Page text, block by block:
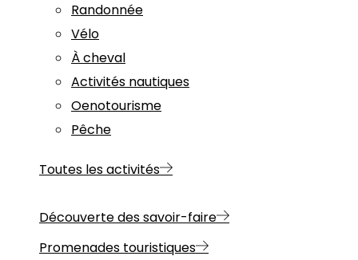
Randonnée
Vélo
À cheval
Activités nautiques
Oenotourisme
Pêche
Toutes les activités
Découverte des savoir-faire
Promenades touristiques